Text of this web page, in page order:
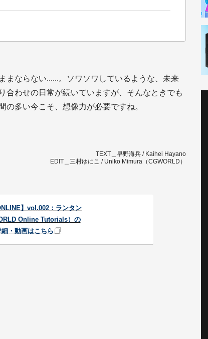
まならない......。ソワソワしているような、未来
合わせの日常が続いていますが、そんなときでも
多い今こそ、想像力が必要ですね。
TEXT＿早野海兵 / Kaihei Hayano
EDIT＿三村ゆにこ / Uniko Mimura（CGWORLD）
】vol.002：ランタン
Online Tutorials）の
細・動画はこちら